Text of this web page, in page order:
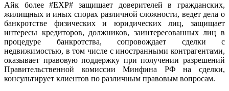
Айк более #EXP# защищает доверителей в гражданских,
жилищных и иных спорах различной сложности, ведет дела о
банкротстве физических и юридических лиц, защищает
интересы кредиторов, должников, заинтересованных лиц в
процедуре банкротства, сопровождает сделки с
недвижимостью, в том числе с иностранными контрагентами,
оказывает правовую поддержку при получении разрешений
Правительственной комиссии Минфина РФ на сделки,
консультирует клиентов по различным правовым вопросам.